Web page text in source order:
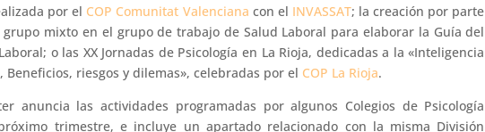
por el COP Comunitat Valenciana con el INVASSAT; la creación por parte
mixto en el grupo de trabajo de Salud Laboral para elaborar la Guía del
o las XX Jornadas de Psicología en La Rioja, dedicadas a la «Inteligencia
Beneficios, riesgos y dilemas», celebradas por el COP La Rioja.
anuncia las actividades programadas por algunos Colegios de Psicología
trimestre, e incluye un apartado relacionado con la misma División